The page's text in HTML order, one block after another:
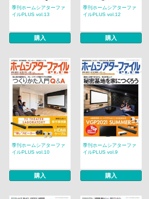
季刊ホームシアターファ
イルPLUS vol.13
購入
季刊ホームシアターファ
イルPLUS vol.12
購入
季刊ホームシアターファ
イルPLUS vol.10
購入
季刊ホームシアターファ
イルPLUS vol.9
購入